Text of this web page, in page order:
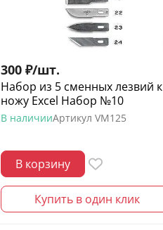
300 ₽/шт.
Набор из 5 сменных лезвий к
ножу Excel Набор №10
В наличииАртикул VM125
В корзину
Купить в один клик